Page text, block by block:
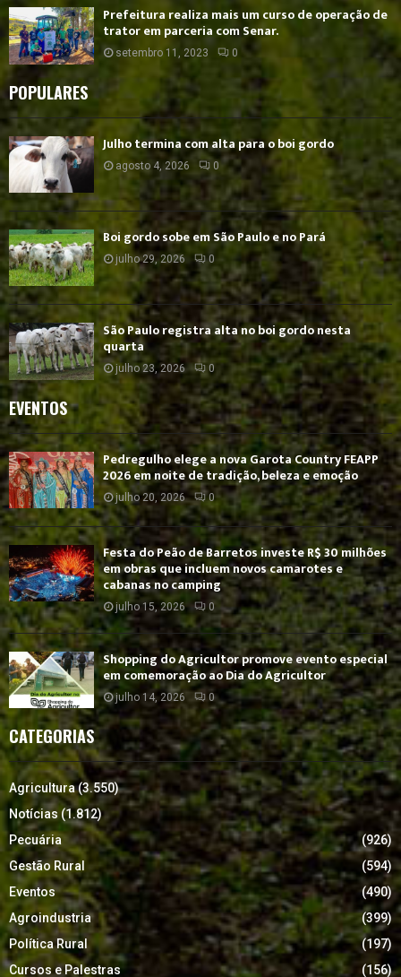
Prefeitura realiza mais um curso de operação de
trator em parceria com Senar.
setembro 11, 2023 0
POPULARES
Julho termina com alta para o boi gordo
agosto 4, 2026 0
Boi gordo sobe em São Paulo e no Pará
julho 29, 2026 0
São Paulo registra alta no boi gordo nesta
quarta
julho 23, 2026 0
EVENTOS
Pedregulho elege a nova Garota Country FEAPP
2026 em noite de tradição, beleza e emoção
julho 20, 2026 0
Festa do Peão de Barretos investe R$ 30 milhões
em obras que incluem novos camarotes e
cabanas no camping
julho 15, 2026 0
Shopping do Agricultor promove evento especial
em comemoração ao Dia do Agricultor
julho 14, 2026 0
CATEGORIAS
Agricultura(3.550)
Notícias (1.812)
Pecuária
(926)
Gestão Rural
(594)
Eventos
(490)
Agroindustria
(399)
Política Rural
(197)
Cursos e Palestras
(156)